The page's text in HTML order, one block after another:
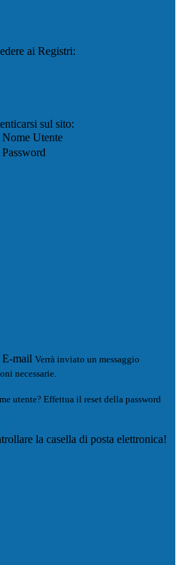
ai Registri:
sul sito:
Nome Utente
Password
E-mail Verrà inviato un messaggio
necessarie.
utente? Effettua il reset della password
la casella di posta elettronica!